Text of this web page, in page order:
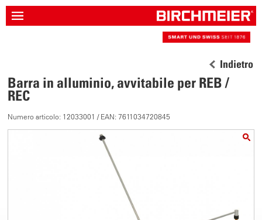
Indietro
Barra in alluminio, avvitabile per REB /
REC
Numero articolo: 12033001 / EAN: 7611034720845